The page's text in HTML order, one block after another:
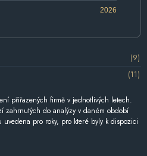
2026
(9)
(11)
přiřazených firmě v jednotlivých letech.
zahrnutých do analýzy v daném období
pro roky, pro které byly k dispozici